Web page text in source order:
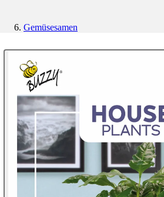
Gemüsesamen